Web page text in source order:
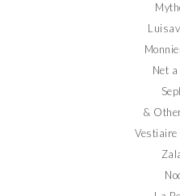
Net
&
Vestiaire